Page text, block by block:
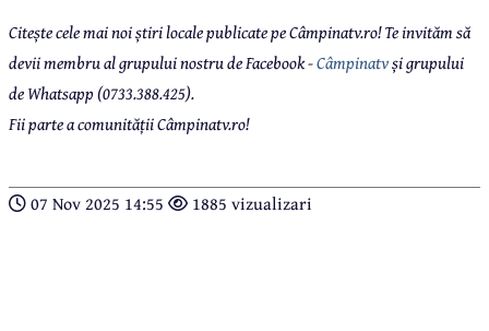
Citește cele mai noi știri locale publicate pe Câmpinatv.ro! Te invităm să
devii membru al grupului nostru de Facebook -Câmpinatvși grupului
de Whatsapp (0733.388.425).
Fii parte a comunității Câmpinatv.ro!
07 Nov 2025 14:55 1885 vizualizari